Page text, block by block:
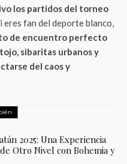
los partidos del torneo
eres fan del deporte blanco,
de encuentro perfecto
sibaritas urbanos y
del caos y
2025: Una Experiencia
Otro Nivel con Bohemia y